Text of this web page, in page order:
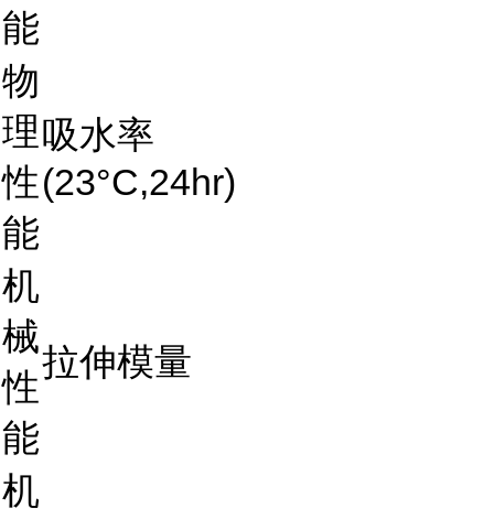
能
物
理
性
能
吸水率
(23°C,24hr)
机
械
性
能
拉伸模量
机